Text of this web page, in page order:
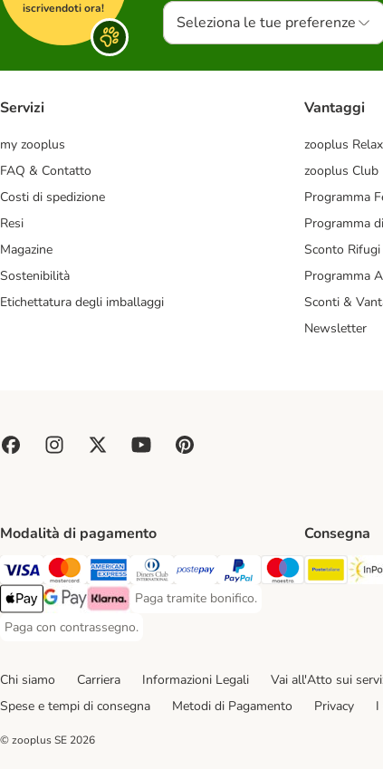
iscrivendoti ora!
Seleziona le tue preferenze
Servizi
my zooplus
FAQ & Contatto
Costi di spedizione
Resi
Magazine
Sostenibilità
Etichettatura degli imballaggi
Vantaggi
zooplus Relax
zooplus Club
Programma
Programma
Sconto Rifugi
Programma
Sconti &
Newsletter
Modalità di pagamento
Paga con Visa. Payment Method
Paga con Mastercard. Payment Method
Paga con American Express. Payment Method
Paga con Diners Club. Payment Method
Paga con Postepay. Payment Method
Paga con PayPal. Payment
Paga con Maestro.
Apple Pay Payment Method
Google Pay Payment Method
Klarna Payment Method
Paga tramite bonifico.
Paga tramite bonifico. Payment Method
Paga con contrassegno.
Paga con contrassegno. Payment Method
Consegna
Poste
Chi siamo Carriera Informazioni Legali Vai all'Atto sui
Spese e tempi di consegna
Metodi di Pagamento Privacy I
© zooplus SE 2026